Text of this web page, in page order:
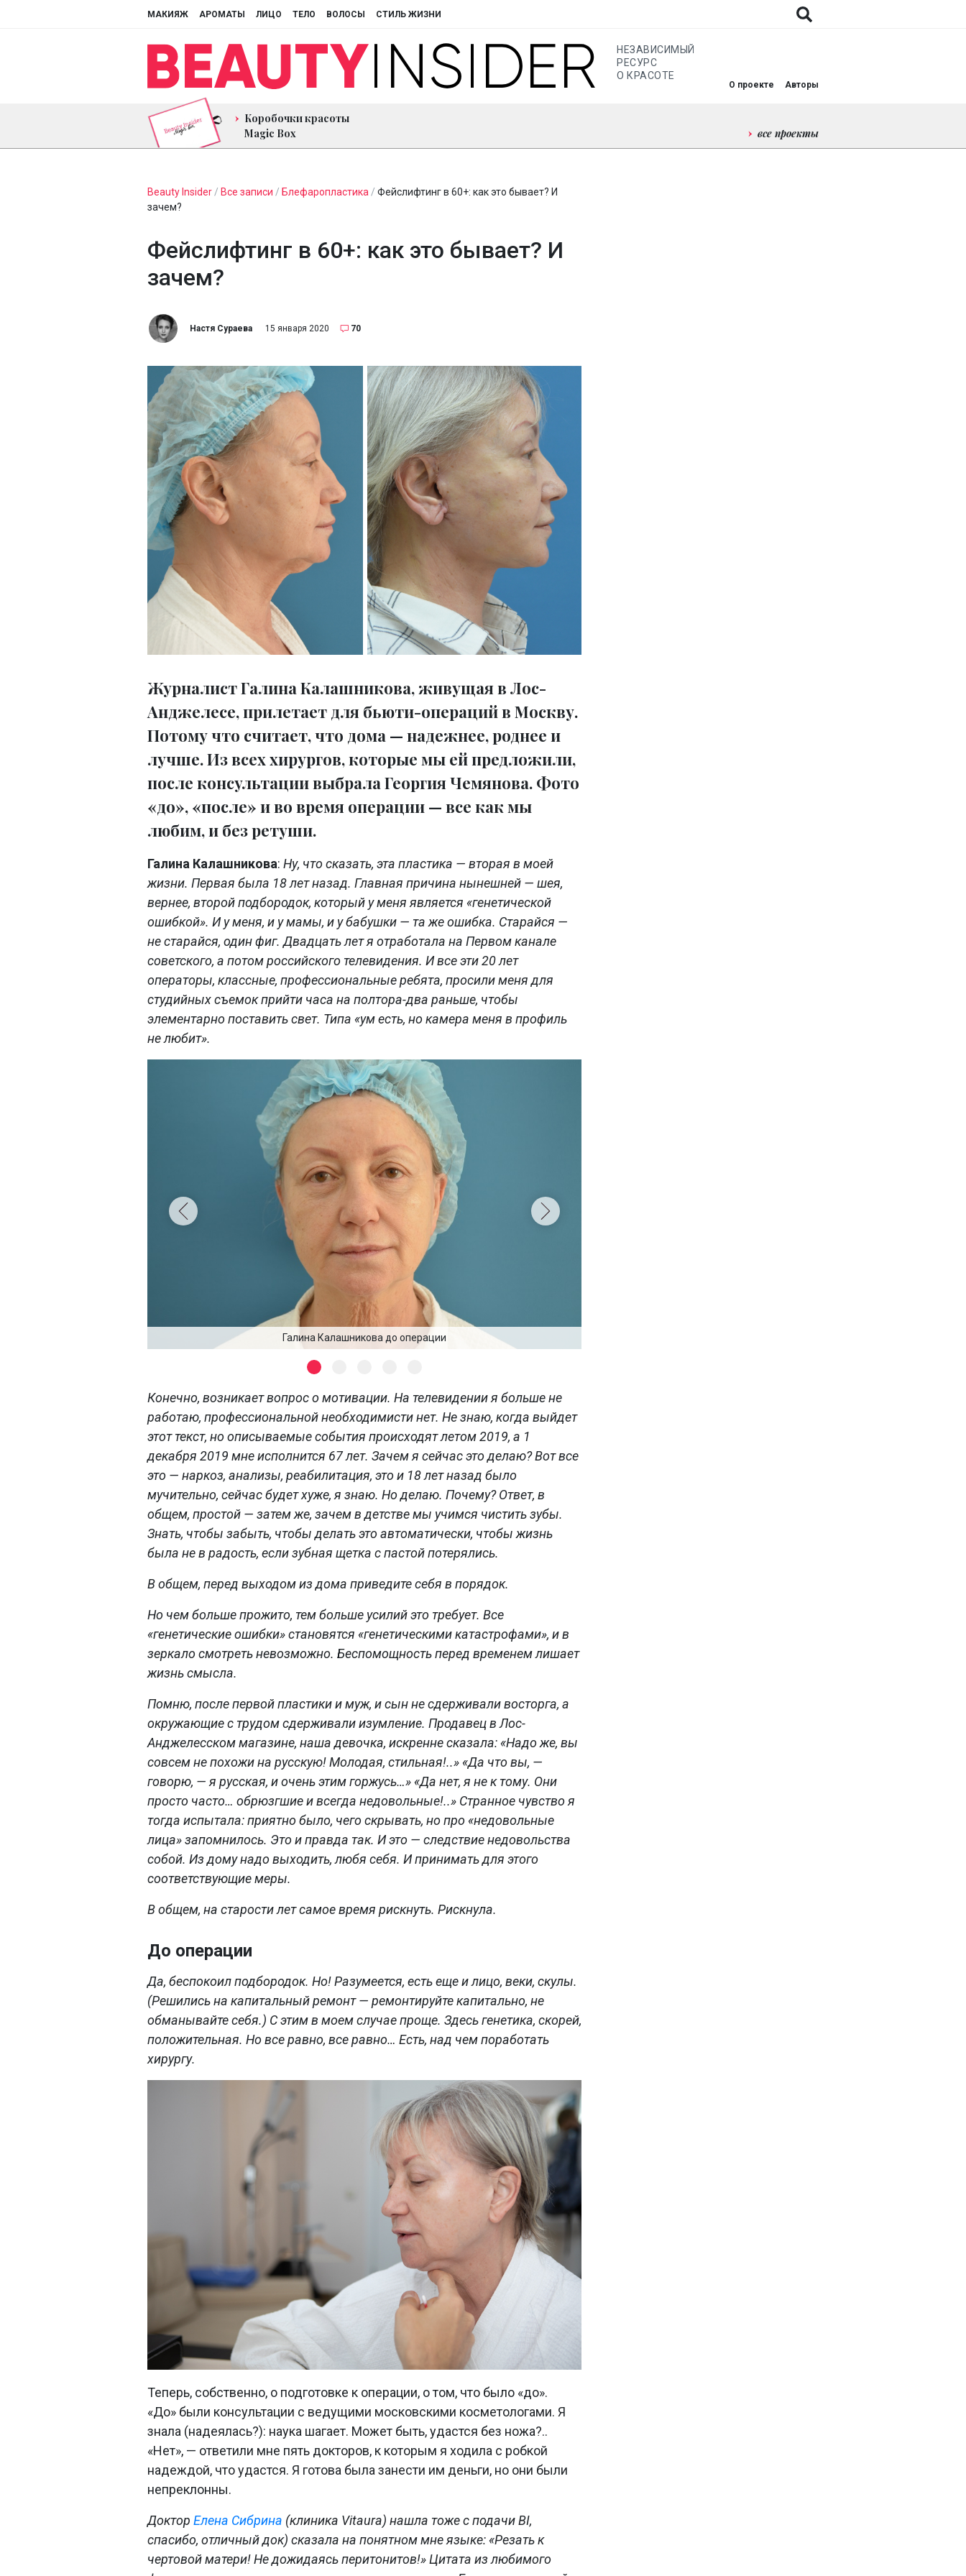
МАКИЯЖ АРОМАТЫ ЛИЦО ТЕЛО ВОЛОСЫ СТИЛЬ ЖИЗНИ
НЕЗАВИСИМЫЙ
РЕСУРС
О КРАСОТЕ
О проекте Авторы
Коробочки красоты
Magic Box
все проекты
Beauty Insider / Все записи / Блефаропластика / Фейслифтинг в 60+: как это бывает? И
зачем?
Фейслифтинг в 60+: как это бывает? И
зачем?
Настя Сураева 15 января 2020 70
Журналист Галина Калашникова, живущая в Лос-
Анджелесе, прилетает для бьюти-операций в Москву.
Потому что считает, что дома — надежнее, роднее и
лучше. Из всех хирургов, которые мы ей предложили,
после консультации выбрала Георгия Чемянова. Фото
«до», «после» и во время операции — все как мы
любим, и без ретуши.
Галина Калашникова: Ну, что сказать, эта пластика — вторая в моей
жизни. Первая была 18 лет назад. Главная причина нынешней — шея,
вернее, второй подбородок, который у меня является «генетической
ошибкой». И у меня, и у мамы, и у бабушки — та же ошибка. Старайся —
не старайся, один фиг. Двадцать лет я отработала на Первом канале
советского, а потом российского телевидения. И все эти 20 лет
операторы, классные, профессиональные ребята, просили меня для
студийных съемок прийти часа на полтора-два раньше, чтобы
элементарно поставить свет. Типа «ум есть, но камера меня в профиль
не любит».
Галина Калашникова до операции
Конечно, возникает вопрос о мотивации. На телевидении я больше не
работаю, профессиональной необходимисти нет. Не знаю, когда выйдет
этот текст, но описываемые события происходят летом 2019, а 1
декабря 2019 мне исполнится 67 лет. Зачем я сейчас это делаю? Вот все
это — наркоз, анализы, реабилитация, это и 18 лет назад было
мучительно, сейчас будет хуже, я знаю. Но делаю. Почему? Ответ, в
общем, простой — затем же, зачем в детстве мы учимся чистить зубы.
Знать, чтобы забыть, чтобы делать это автоматически, чтобы жизнь
была не в радость, если зубная щетка с пастой потерялись.
В общем, перед выходом из дома приведите себя в порядок.
Но чем больше прожито, тем больше усилий это требует. Все
«генетические ошибки» становятся «генетическими катастрофами», и в
зеркало смотреть невозможно. Беспомощность перед временем лишает
жизнь смысла.
Помню, после первой пластики и муж, и сын не сдерживали восторга, а
окружающие с трудом сдерживали изумление. Продавец в Лос-
Анджелесском магазине, наша девочка, искренне сказала: «Надо же, вы
совсем не похожи на русскую! Молодая, стильная!..» «Да что вы, —
говорю, — я русская, и очень этим горжусь…» «Да нет, я не к тому. Они
просто часто… обрюзгшие и всегда недовольные!..» Странное чувство я
тогда испытала: приятно было, чего скрывать, но про «недовольные
лица» запомнилось. Это и правда так. И это — следствие недовольства
собой. Из дому надо выходить, любя себя. И принимать для этого
соответствующие меры.
В общем, на старости лет самое время рискнуть. Рискнула.
До операции
Да, беспокоил подбородок. Но! Разумеется, есть еще и лицо, веки, скулы.
(Решились на капитальный ремонт — ремонтируйте капитально, не
обманывайте себя.) С этим в моем случае проще. Здесь генетика, скорей,
положительная. Но все равно, все равно… Есть, над чем поработать
хирургу.
Теперь, собственно, о подготовке к операции, о том, что было «до».
«До» были консультации с ведущими московскими косметологами. Я
знала (надеялась?): наука шагает. Может быть, удастся без ножа?..
«Нет», — ответили мне пять докторов, к которым я ходила с робкой
надеждой, что удастся. Я готова была занести им деньги, но они были
непреклонны.
Доктор Елена Сибрина (клиника Vitaura) нашла тоже с подачи BI,
спасибо, отличный док) сказала на понятном мне языке: «Резать к
чертовой матери! Не дожидаясь перитонитов!» Цитата из любимого